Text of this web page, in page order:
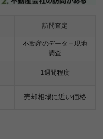
訪問査定
不動産のデータ＋現地
調査
1週間程度
売却相場に近い価格